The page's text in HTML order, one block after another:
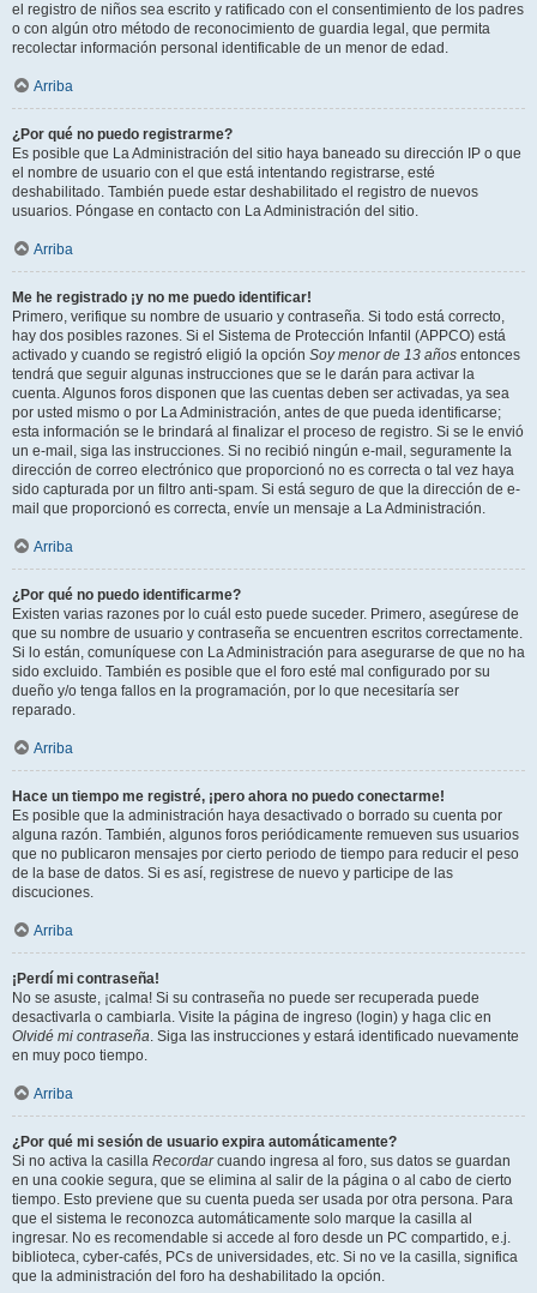
el registro de niños sea escrito y ratificado con el consentimiento de los padres
o con algún otro método de reconocimiento de guardia legal, que permita
recolectar información personal identificable de un menor de edad.
Arriba
¿Por qué no puedo registrarme?
Es posible que La Administración del sitio haya baneado su dirección IP o que
el nombre de usuario con el que está intentando registrarse, esté
deshabilitado. También puede estar deshabilitado el registro de nuevos
usuarios. Póngase en contacto con La Administración del sitio.
Arriba
Me he registrado ¡y no me puedo identificar!
Primero, verifique su nombre de usuario y contraseña. Si todo está correcto,
hay dos posibles razones. Si el Sistema de Protección Infantil (APPCO) está
activado y cuando se registró eligió la opción Soy menor de 13 años entonces
tendrá que seguir algunas instrucciones que se le darán para activar la
cuenta. Algunos foros disponen que las cuentas deben ser activadas, ya sea
por usted mismo o por La Administración, antes de que pueda identificarse;
esta información se le brindará al finalizar el proceso de registro. Si se le envió
un e-mail, siga las instrucciones. Si no recibió ningún e-mail, seguramente la
dirección de correo electrónico que proporcionó no es correcta o tal vez haya
sido capturada por un filtro anti-spam. Si está seguro de que la dirección de e-
mail que proporcionó es correcta, envíe un mensaje a La Administración.
Arriba
¿Por qué no puedo identificarme?
Existen varias razones por lo cuál esto puede suceder. Primero, asegúrese de
que su nombre de usuario y contraseña se encuentren escritos correctamente.
Si lo están, comuníquese con La Administración para asegurarse de que no ha
sido excluido. También es posible que el foro esté mal configurado por su
dueño y/o tenga fallos en la programación, por lo que necesitaría ser
reparado.
Arriba
Hace un tiempo me registré, ¡pero ahora no puedo conectarme!
Es posible que la administración haya desactivado o borrado su cuenta por
alguna razón. También, algunos foros periódicamente remueven sus usuarios
que no publicaron mensajes por cierto periodo de tiempo para reducir el peso
de la base de datos. Si es así, registrese de nuevo y participe de las
discuciones.
Arriba
¡Perdí mi contraseña!
No se asuste, ¡calma! Si su contraseña no puede ser recuperada puede
desactivarla o cambiarla. Visite la página de ingreso (login) y haga clic en
Olvidé mi contraseña. Siga las instrucciones y estará identificado nuevamente
en muy poco tiempo.
Arriba
¿Por qué mi sesión de usuario expira automáticamente?
Si no activa la casilla Recordarcuando ingresa al foro, sus datos se guardan
en una cookie segura, que se elimina al salir de la página o al cabo de cierto
tiempo. Esto previene que su cuenta pueda ser usada por otra persona. Para
que el sistema le reconozca automáticamente solo marque la casilla al
ingresar. No es recomendable si accede al foro desde un PC compartido, e.j.
biblioteca, cyber-cafés, PCs de universidades, etc. Si no ve la casilla, significa
que la administración del foro ha deshabilitado la opción.